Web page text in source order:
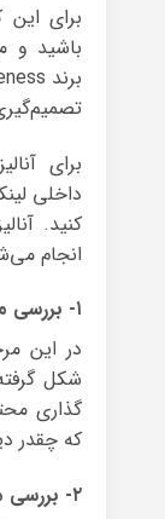
برای این
باشید و
برای
داخلی
کنید.
انجام
۱- بررسی میزان آگاهی از برند
در این
شکل
گذاری
که چقدر
۲- بررسی میزان توجه مخاطبان